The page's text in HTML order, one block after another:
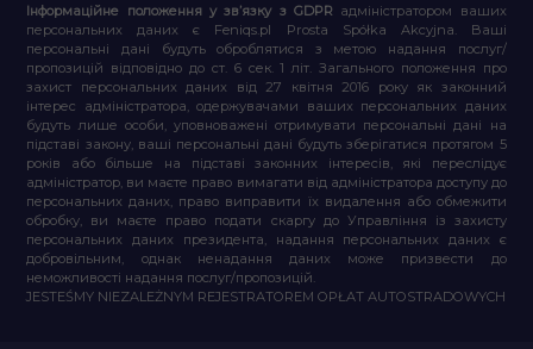
Інформаційне положення у зв’язку з GDPR адміністратором ваших
персональних даних є Feniqs.pl Prosta Spółka Akcyjna. Ваші
персональні дані будуть оброблятися з метою надання послуг/
пропозицій відповідно до ст. 6 сек. 1 літ. Загального положення про
захист персональних даних від 27 квітня 2016 року як законний
інтерес адміністратора, одержувачами ваших персональних даних
будуть лише особи, уповноважені отримувати персональні дані на
підставі закону, ваші персональні дані будуть зберігатися протягом 5
років або більше на підставі законних інтересів, які переслідує
адміністратор, ви маєте право вимагати від адміністратора доступу до
персональних даних, право виправити їх видалення або обмежити
обробку, ви маєте право подати скаргу до Управління із захисту
персональних даних президента, надання персональних даних є
добровільним, однак ненадання даних може призвести до
неможливості надання послуг/пропозицій.
JESTEŚMY NIEZALEŻNYM REJESTRATOREM OPŁAT AUTOSTRADOWYCH